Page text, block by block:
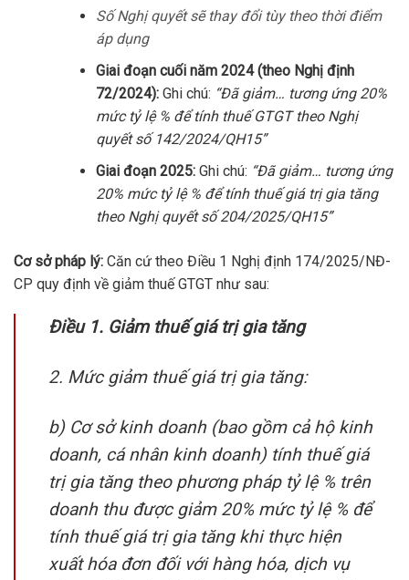
Số Nghị quyết sẽ thay đổi tùy theo thời điểm
áp dụng
Giai đoạn cuối năm 2024 (theo Nghị định
72/2024): Ghi chú: “Đã giảm… tương ứng 20%
mức tỷ lệ % để tính thuế GTGT theo Nghị
quyết số 142/2024/QH15”
Giai đoạn 2025: Ghi chú: “Đã giảm… tương ứng
20% mức tỷ lệ % để tính thuế giá trị gia tăng
theo Nghị quyết số 204/2025/QH15”
Cơ sở pháp lý: Căn cứ theo Điều 1 Nghị định 174/2025/NĐ-
CP quy định về giảm thuế GTGT như sau:
Điều 1. Giảm thuế giá trị gia tăng
2. Mức giảm thuế giá trị gia tăng:
b) Cơ sở kinh doanh (bao gồm cả hộ kinh
doanh, cá nhân kinh doanh) tính thuế giá
trị gia tăng theo phương pháp tỷ lệ % trên
doanh thu được giảm 20% mức tỷ lệ % để
tính thuế giá trị gia tăng khi thực hiện
xuất hóa đơn đối với hàng hóa, dịch vụ